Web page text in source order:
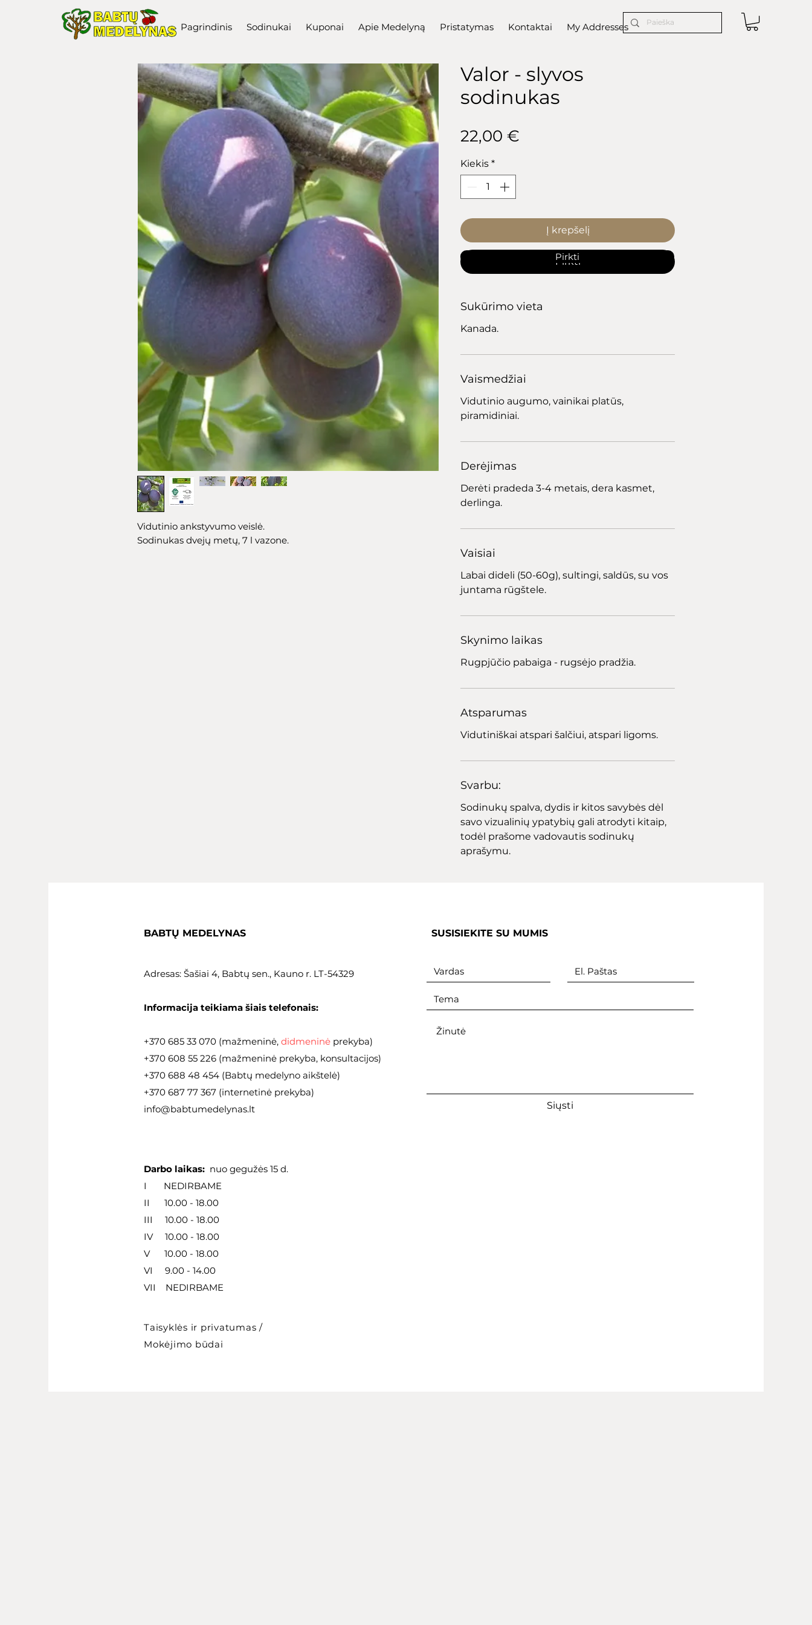
Pagrindinis Sodinukai Kuponai Apie Medelyną Pristatymas Kontaktai My Addresses
Vidutinio ankstyvumo veislė.
Sodinukas dvejų metų, 7 l vazone.
Valor - slyvos
sodinukas
22,00 €
Kiekis *
Į krepšelį
Pirkti
Sukūrimo vieta
Kanada.
Vaismedžiai
Vidutinio augumo, vainikai platūs,
piramidiniai.
Derėjimas
Derėti pradeda 3-4 metais, dera kasmet,
derlinga.
Vaisiai
Labai dideli (50-60g), sultingi, saldūs, su vos
juntama rūgštele.
Skynimo laikas
Rugpjūčio pabaiga - rugsėjo pradžia.
Atsparumas
Vidutiniškai atspari šalčiui, atspari ligoms.
Svarbu:
Sodinukų spalva, dydis ir kitos savybės dėl
savo vizualinių ypatybių gali atrodyti kitaip,
todėl prašome vadovautis sodinukų
aprašymu.
Pirkti
BABTŲ MEDELYNAS SUSISIEKITE SU MUMIS
Adresas: Šašiai 4, Babtų sen., Kauno r. LT-54329
Informacija teikiama šiais telefonais:
+370 685 33 070 (mažmeninė, didmeninė prekyba)
+370 608 55 226 (mažmeninė prekyba, konsultacijos)
+370 688 48 454 (Babtų medelyno aikštelė)
+370 687 77 367 (internetinė prekyba)
info@babtumedelynas.lt
Siųsti
Darbo laikas: nuo gegužės 15 d.
I NEDIRBAME
II 10.00 - 18.00
III 10.00 - 18.00
IV 10.00 - 18.00
V 10.00 - 18.00
VI 9.00 - 14.00
VII NEDIRBAME
Taisyklės ir privatumas /
Mokėjimo būdai